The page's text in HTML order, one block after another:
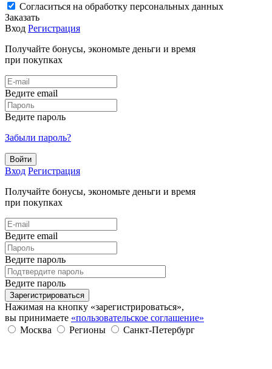
Cогласиться на обработку персональных данных
Заказать
Вход Регистрация
Получайте бонусы, экономьте деньги и время
при покупках
Ведите email
Ведите пароль
Забыли пароль?
Войти
Вход Регистрация
Получайте бонусы, экономьте деньги и время
при покупках
Ведите email
Ведите пароль
Ведите пароль
Зарегистрироваться
Нажимая на кнопку «зарегистрироваться»,
вы принимаете «пользовательское соглашение»
Москва
Регионы Санкт-Петербург